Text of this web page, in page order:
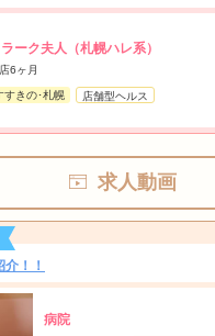
ーク夫人（札幌ハレ系）
6ヶ月
すきの･札幌 店舗型ヘルス
求人動画
！！
病院